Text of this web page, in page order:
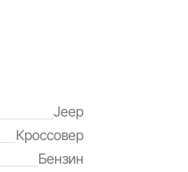
Jeep
Кроссовер
Бензин